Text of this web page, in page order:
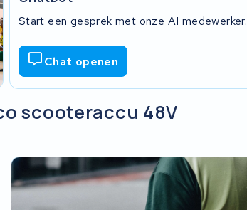
Start een gesprek met onze AI medewerker.
Chat openen
scooteraccu 48V